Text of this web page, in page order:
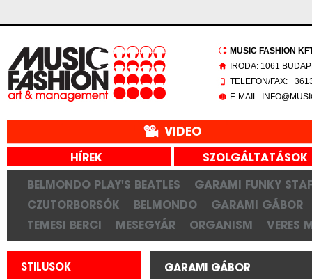
MUSIC FASHION
IRODA: 1061
TELEFON/FAX:
E-MAIL:
VIDEO
HÍREK SZOLGÁLTATÁSOK
BELMONDO PLAY'S BEATLES
GARAMI FUNKY
CZUTORBORSÓK
BELMONDO
GARAMI GÁBOR
TEMESI BERCI
MESEGYÁR ORGANISM VERES
STILUSOK GARAMI GÁBOR